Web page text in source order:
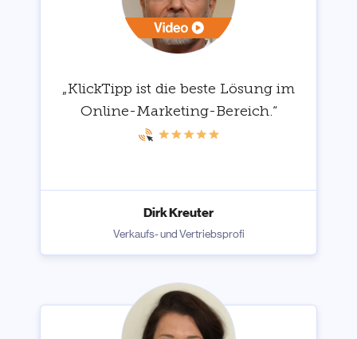
„KlickTipp ist die beste Lösung im
Online-Marketing-Bereich.“
Dirk Kreuter
Verkaufs- und Vertriebsprofi